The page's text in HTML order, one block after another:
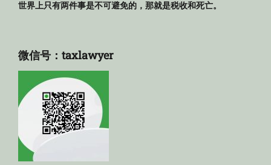
世界上只有两件事是不可避免的，那就是税收和死亡。
微信号：taxlawyer